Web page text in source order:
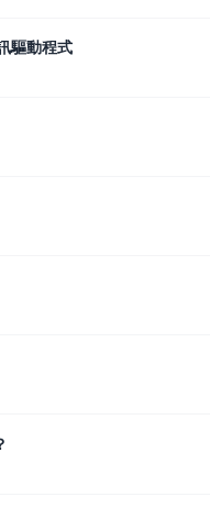
驅動程式